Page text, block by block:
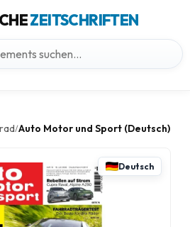
ZEITSCHRIFTEN
/Auto Motor und Sport (Deutsch)
Deutsch